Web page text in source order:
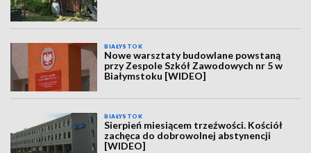
BIAŁYSTOK
Nowe warsztaty budowlane powstaną
przy Zespole Szkół Zawodowych nr 5 w
Białymstoku [WIDEO]
BIAŁYSTOK
Sierpień miesiącem trzeźwości. Kościół
zachęca do dobrowolnej abstynencji
[WIDEO]